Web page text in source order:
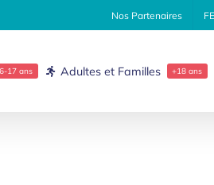
Nos Partenaires
6-17 ans Adultes et Familles +18 ans